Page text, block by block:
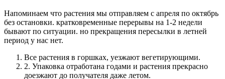
Напоминаем что растения мы отправляем с апреля по октябрь
без остановки. кратковременные перерывы на 1-2 недели
бывают по ситуации. но прекращения пересылки в летней
период у нас нет.
Все растения в горшках, уезжают вегетирующими.
2. Упаковка отработана годами и растения прекрасно
доезжают до получателя даже летом.